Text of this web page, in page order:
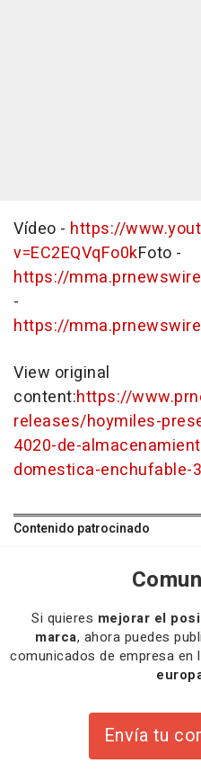
Vídeo - https://
v=EC2EQVqFo0kFoto -
https://
-
https://
View original
content:https://
releases/hoymiles-
4020-de-
domestica-enchufable-
Contenido patrocinado
Si quieres mejorar el
marca, ahora puedes
comunicados de empresa en
Envía tu